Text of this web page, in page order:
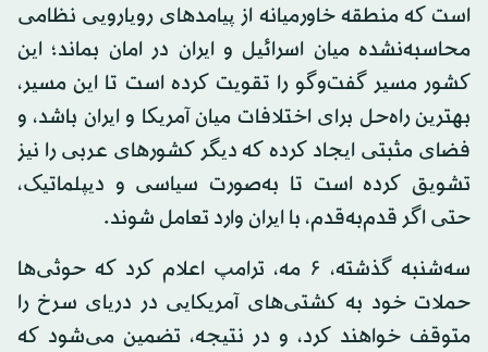
است که منطقه خاورمیانه از پیامدهای رویارویی نظامی
محاسبه‌نشده میان اسرائیل و ایران در امان بماند؛ این
کشور مسیر گفت‌وگو را تقویت کرده است تا این مسیر،
بهترین راه‌حل برای اختلافات میان آمریکا و ایران باشد، و
فضای مثبتی ایجاد کرده که دیگر کشورهای عربی را نیز
تشویق کرده است تا به‌صورت سیاسی و دیپلماتیک،
حتی اگر قدم‌به‌قدم، با ایران وارد تعامل شوند.
سه‌شنبه گذشته، ۶ مه، ترامپ اعلام کرد که حوثی‌ها
حملات خود به کشتی‌های آمریکایی در دریای سرخ را
متوقف خواهند کرد، و در نتیجه، تضمین می‌شود که